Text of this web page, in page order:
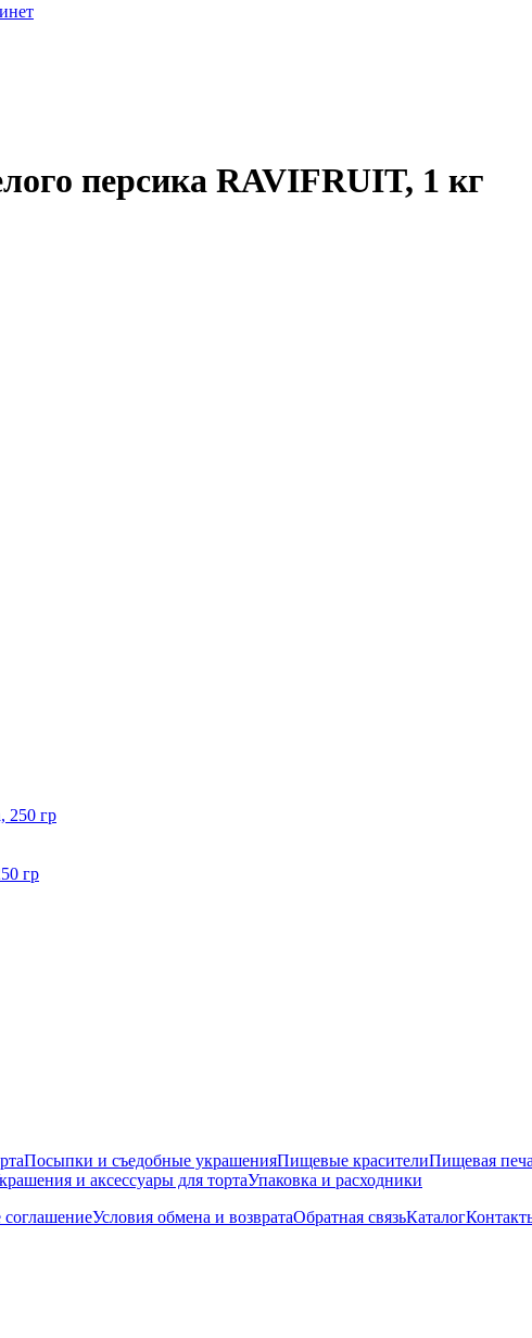
персика RAVIFRUIT, 1 кг
гр
Посыпки и съедобные украшенияПищевые красителиПищевая
и аксессуары для тортаУпаковка и расходники
соглашениеУсловия обмена и возвратаОбратная связьКаталог